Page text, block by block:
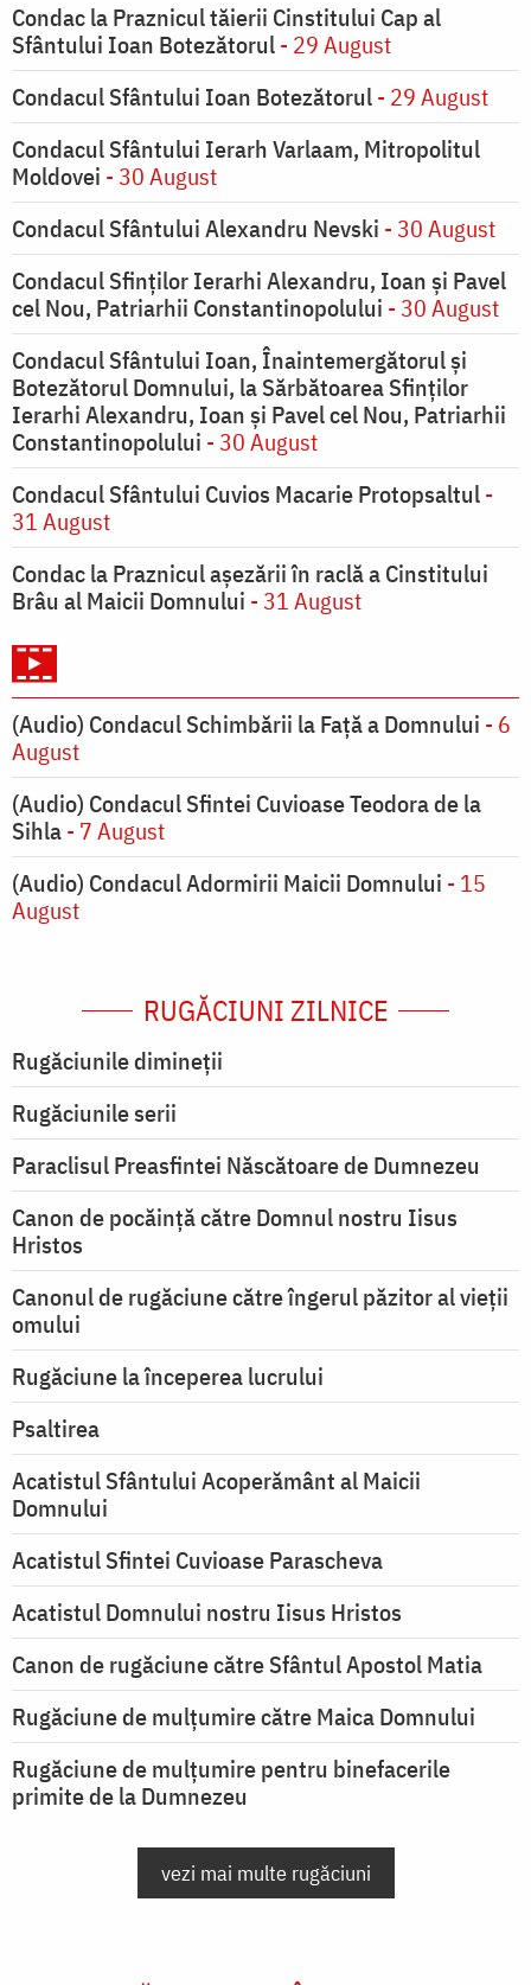
Condac la Praznicul tăierii Cinstitului Cap al
Sfântului Ioan Botezătorul- 29 August
Condacul Sfântului Ioan Botezătorul- 29 August
Condacul Sfântului Ierarh Varlaam, Mitropolitul
Moldovei - 30 August
Condacul Sfântului Alexandru Nevski - 30 August
Condacul Sfinţilor Ierarhi Alexandru, Ioan şi Pavel
cel Nou, Patriarhii Constantinopolului - 30 August
Condacul Sfântului Ioan, Înaintemergătorul şi
Botezătorul Domnului, la Sărbătoarea Sfinţilor
Ierarhi Alexandru, Ioan şi Pavel cel Nou, Patriarhii
Constantinopolului - 30 August
Condacul Sfântului Cuvios Macarie Protopsaltul-
31 August
Condac la Praznicul aşezării în raclă a Cinstitului
Brâu al Maicii Domnului - 31 August
(Audio) Condacul Schimbării la Față a Domnului - 6
August
(Audio) Condacul Sfintei Cuvioase Teodora de la
Sihla- 7 August
(Audio) Condacul Adormirii Maicii Domnului - 15
August
RUGĂCIUNI ZILNICE
Rugăciunile dimineții
Rugăciunile serii
Paraclisul Preasfintei Născătoare de Dumnezeu
Canon de pocăință către Domnul nostru Iisus
Hristos
Canonul de rugăciune către îngerul păzitor al vieții
omului
Rugăciune la începerea lucrului
Psaltirea
Acatistul Sfântului Acoperământ al Maicii
Domnului
Acatistul Sfintei Cuvioase Parascheva
Acatistul Domnului nostru Iisus Hristos
Canon de rugăciune către Sfântul Apostol Matia
Rugăciune de mulţumire către Maica Domnului
Rugăciune de mulțumire pentru binefacerile
primite de la Dumnezeu
vezi mai multe rugăciuni